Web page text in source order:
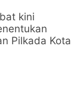
kini
Pilkada Kota